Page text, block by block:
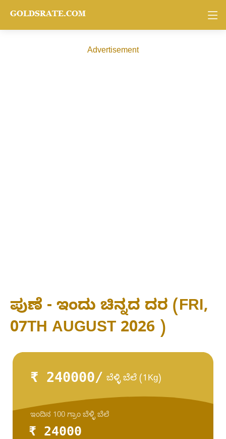
Advertisement
ಪುಣೆ - ಇಂದು ಚಿನ್ನದ ದರ (FRI,
07TH AUGUST 2026 )
₹ 240000/ ಬೆಳ್ಳಿ ಬೆಲೆ (1Kg)
₹ 24000
ಇಂದಿನ 100 ಗ್ರಾಂ ಬೆಳ್ಳಿ ಬೆಲೆ